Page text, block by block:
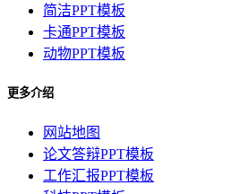
简洁PPT模板
卡通PPT模板
动物PPT模板
更多介绍
网站地图
论文答辩PPT模板
工作汇报PPT模板